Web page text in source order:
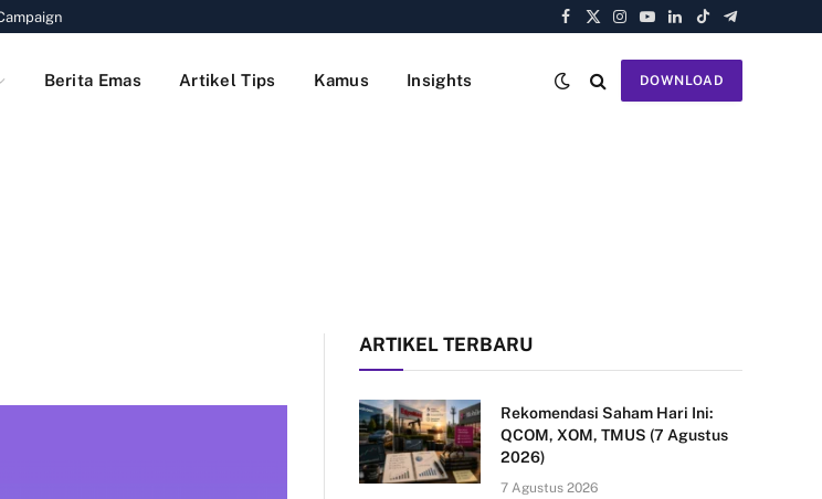
Facebook
X
Instagram
YouTube
LinkedIn
TikTokTelegram
Berita Emas Artikel Tips Kamus Insights DOWNLOAD
ARTIKEL TERBARU
Rekomendasi Saham Hari Ini:
QCOM, XOM, TMUS (7 Agustus
2026)
7 Agustus 2026